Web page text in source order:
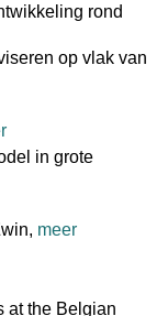
rond
op vlak van
in grote
meer
at the Belgian